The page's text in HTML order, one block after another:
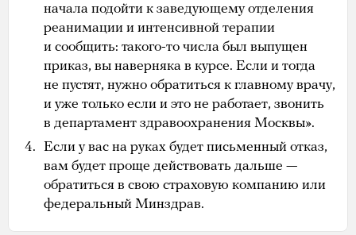
начала подойти к заведующему отделения
реанимации и интенсивной терапии
и сообщить: такого-то числа был выпущен
приказ, вы наверняка в курсе. Если и тогда
не пустят, нужно обратиться к главному врачу,
и уже только если и это не работает, звонить
в департамент здравоохранения Москвы».
Если у вас на руках будет письменный отказ,
вам будет проще действовать дальше —
обратиться в свою страховую компанию или
федеральный Минздрав.